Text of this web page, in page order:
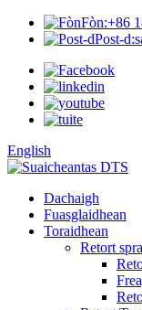
Fòn:+86
Post-d:
English
Dachaigh
Fuasglaidhean
Toraidhean
Retort